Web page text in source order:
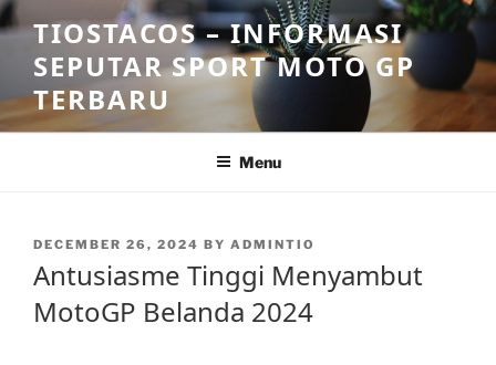
Skip
to
content
TIOSTACOS – INFORMASI
SEPUTAR SPORT MOTO GP
TERBARU
Menu
POSTED
DECEMBER 26, 2024 BY ADMINTIO
Antusiasme Tinggi Menyambut
MotoGP Belanda 2024